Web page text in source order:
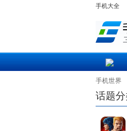
手机大全
手机世界
话题